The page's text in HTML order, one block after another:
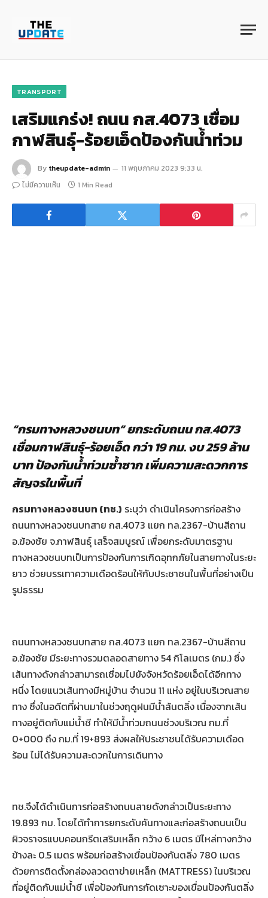
TRANSPORT
เสริมแกร่ง! ถนน กส.4073 เชื่อม
กาฬสินธุ์-ร้อยเอ็ดป้องกันน้ำท่วม
By theupdate-admin
11 พฤษภาคม 2023 9:33 น.
ไม่มีความเห็น
1 Min Read
“กรมทางหลวงชนบท” ยกระดับถนน กส.4073
เชื่อมกาฬสินธุ์-ร้อยเอ็ด กว่า 19 กม. งบ 259 ล้าน
บาท ป้องกันน้ำท่วมซ้ำซาก เพิ่มความสะดวกการ
สัญจรในพื้นที่
กรมทางหลวงชนบท (ทช.) ระบุว่า ดำเนินโครงการก่อสร้าง
ถนนทางหลวงชนบทสาย กส.4073 แยก ทล.2367-บ้านสีถาน
อ.ฆ้องชัย จ.กาฬสินธุ์ เสร็จสมบูรณ์ เพื่อยกระดับมาตรฐาน
ทางหลวงชนบทเป็นการป้องกันการเกิดอุทกภัยในสายทางในระยะ
ยาว ช่วยบรรเทาความเดือดร้อนให้กับประชาชนในพื้นที่อย่างเป็น
รูปธรรม
ถนนทางหลวงชนบทสาย กส.4073 แยก ทล.2367-บ้านสีถาน
อ.ฆ้องชัย มีระยะทางรวมตลอดสายทาง 54 กิโลเมตร (กม.) ซึ่ง
เส้นทางดังกล่าวสามารถเชื่อมไปยังจังหวัดร้อยเอ็ดได้อีกทาง
หนึ่ง โดยแนวเส้นทางมีหมู่บ้าน จำนวน 11 แห่ง อยู่ในบริเวณสาย
ทาง ซึ่งในอดีตที่ผ่านมาในช่วงฤดูฝนมีน้ำล้นตลิ่ง เนื่องจากเส้น
ทางอยู่ติดกับแม่น้ำชี ทำให้มีน้ำท่วมถนนช่วงบริเวณ กม.ที่
0+000 ถึง กม.ที่ 19+893 ส่งผลให้ประชาชนได้รับความเดือด
ร้อน ไม่ได้รับความสะดวกในการเดินทาง
ทช.จึงได้ดำเนินการก่อสร้างถนนสายดังกล่าวเป็นระยะทาง
19.893 กม. โดยได้ทำการยกระดับคันทางและก่อสร้างถนนเป็น
ผิวจราจรแบบคอนกรีตเสริมเหล็ก กว้าง 6 เมตร มีไหล่ทางกว้าง
ข้างละ 0.5 เมตร พร้อมก่อสร้างเขื่อนป้องกันตลิ่ง 780 เมตร
ด้วยการติดตั้งกล่องลวดตาข่ายเหล็ก (MATTRESS) ในบริเวณ
ที่อยู่ติดกับแม่น้ำชี เพื่อป้องกันการกัดเซาะของเขื่อนป้องกันตลิ่ง